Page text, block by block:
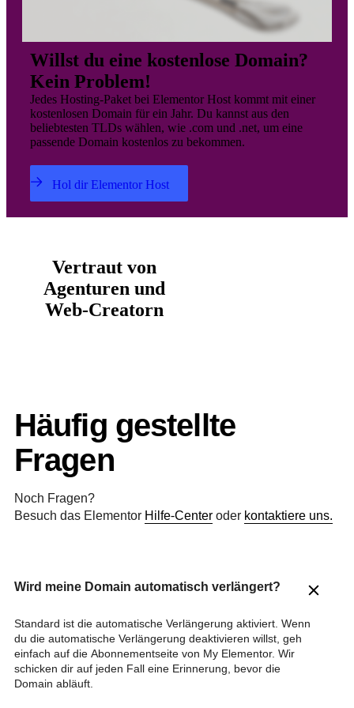
Willst du eine kostenlose Domain?
Kein Problem!
Jedes Hosting-Paket bei Elementor Host kommt mit einer
kostenlosen Domain für ein Jahr. Du kannst aus den
beliebtesten TLDs wählen, wie .com und .net, um eine
passende Domain kostenlos zu bekommen.
Hol dir Elementor Host
Vertraut von
Agenturen und
Web-Creatorn
Häufig gestellte
Fragen
Noch Fragen?
Besuch das Elementor Hilfe-Centeroder kontaktiere uns.
Wird meine Domain automatisch verlängert?
Standard ist die automatische Verlängerung aktiviert. Wenn
du die automatische Verlängerung deaktivieren willst, geh
einfach auf die Abonnementseite von My Elementor. Wir
schicken dir auf jeden Fall eine Erinnerung, bevor die
Domain abläuft.